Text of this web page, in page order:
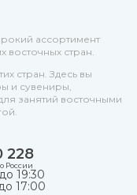
ассортимент
восточных стран.
стран. Здесь вы
и сувениры,
занятий восточными
228
России
19:30
17:00